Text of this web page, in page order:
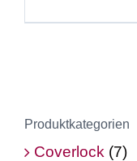
Produktkategorien
Coverlock (7)